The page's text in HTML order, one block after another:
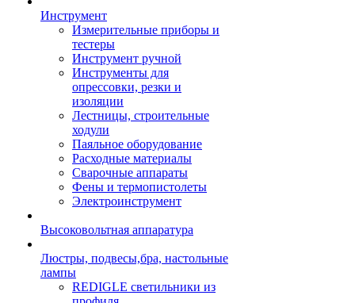
Инструмент
Измерительные приборы и
тестеры
Инструмент ручной
Инструменты для
опрессовки, резки и
изоляции
Лестницы, строительные
ходули
Паяльное оборудование
Расходные материалы
Сварочные аппараты
Фены и термопистолеты
Электроинструмент
Высоковольтная аппаратура
Люстры, подвесы,бра, настольные
лампы
REDIGLE светильники из